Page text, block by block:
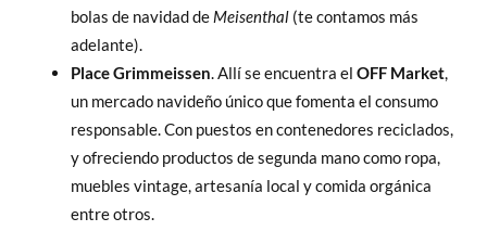
bolas de navidad de Meisenthal (te contamos más
adelante).
Place Grimmeissen. Allí se encuentra el OFF Market,
un mercado navideño único que fomenta el consumo
responsable. Con puestos en contenedores reciclados,
y ofreciendo productos de segunda mano como ropa,
muebles vintage, artesanía local y comida orgánica
entre otros.